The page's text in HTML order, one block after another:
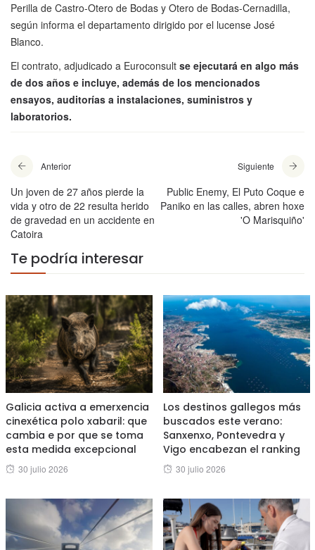
Perilla de Castro-Otero de Bodas y Otero de Bodas-Cernadilla,
según informa el departamento dirigido por el lucense José
Blanco.
El contrato, adjudicado a Euroconsult se ejecutará en algo más
de dos años e incluye, además de los mencionados
ensayos, auditorías a instalaciones, suministros y
laboratorios.
Anterior
Un joven de 27 años pierde la
vida y otro de 22 resulta herido
de gravedad en un accidente en
Catoira
Siguiente
Public Enemy, El Puto Coque e
Paniko en las calles, abren hoxe
'O Marisquiño'
Te podría interesar
Galicia activa a emerxencia
cinexética polo xabaril: que
cambia e por que se toma
esta medida excepcional
Posted
30 julio 2026
Los destinos gallegos más
buscados este verano:
Sanxenxo, Pontevedra y
Vigo encabezan el ranking
Posted
30 julio 2026